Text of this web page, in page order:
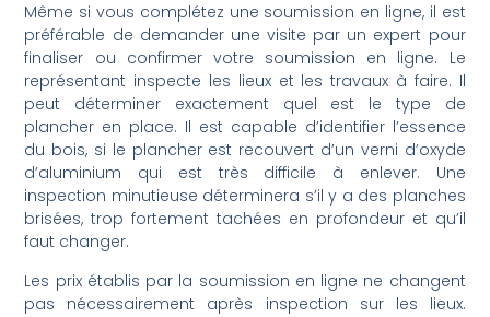
Même si vous complétez une soumission en ligne, il est
préférable de demander une visite par un expert pour
finaliser ou confirmer votre soumission en ligne. Le
représentant inspecte les lieux et les travaux à faire. Il
peut déterminer exactement quel est le type de
plancher en place. Il est capable d’identifier l’essence
du bois, si le plancher est recouvert d’un verni d’oxyde
d’aluminium qui est très difficile à enlever. Une
inspection minutieuse déterminera s’il y a des planches
brisées, trop fortement tachées en profondeur et qu’il
faut changer.
Les prix établis par la soumission en ligne ne changent
pas nécessairement après inspection sur les lieux.